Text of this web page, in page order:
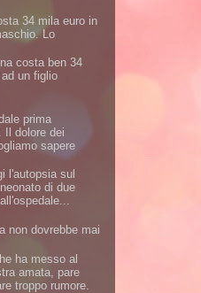
34 mila euro in
Lo
costa ben 34
un figlio
prima
Il dolore dei
sapere
l'autopsia sul
di due
non dovrebbe mai
ha messo al
amata, pare
troppo rumore.